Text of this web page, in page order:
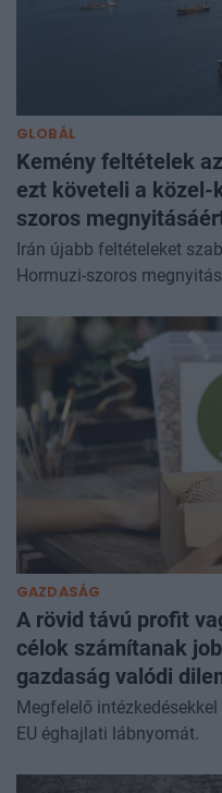
GLOBÁL
Kemény feltételek
ezt követeli a közel-
szoros
Irán újabb feltételeket
Hormuzi-szoros
GAZDASÁG
A rövid távú profit
célok számítanak
gazdaság valódi
Megfelelő
EU éghajlati lábnyomát.